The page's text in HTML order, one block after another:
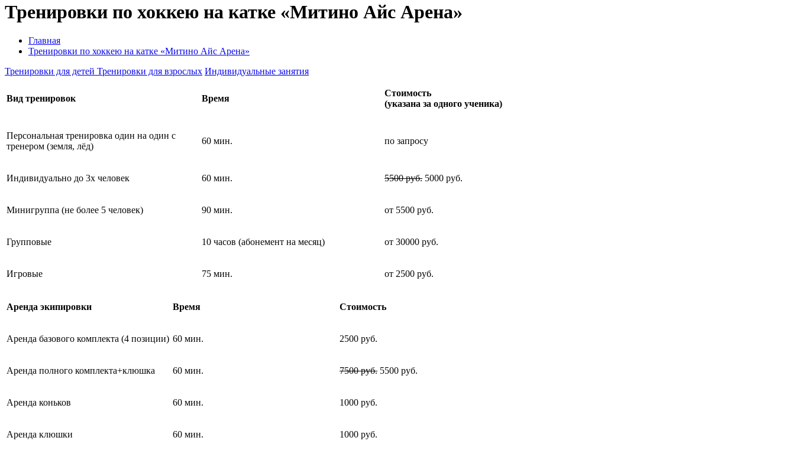
Тренировки по хоккею на катке «Митино Айс Арена»
Главная
Тренировки по хоккею на катке «Митино Айс Арена»
Тренировки для детей Тренировки для взрослых Индивидуальные занятия
Вид тренировок Время
Стоимость
(указана за одного ученика)
Персональная тренировка один на один с
тренером (земля, лёд)
60 мин. по запросу
Индивидуально до 3х человек 60 мин. 5500 руб. 5000 руб.
Минигруппа (не более 5 человек) 90 мин. от 5500 руб.
Групповые 10 часов (абонемент на месяц) от 30000 руб.
Игровые 75 мин. от 2500 руб.
Аренда экипировки Время Стоимость
Аренда базового комплекта (4 позиции) 60 мин. 2500 руб.
Аренда полного комплекта+клюшка 60 мин. 7500 руб. 5500 руб.
Аренда коньков 60 мин. 1000 руб.
Аренда клюшки 60 мин. 1000 руб.